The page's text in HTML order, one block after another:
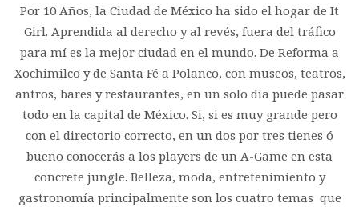
Por 10 Años, la Ciudad de México ha sido el hogar de It
Girl. Aprendida al derecho y al revés, fuera del tráfico
para mí es la mejor ciudad en el mundo. De Reforma a
Xochimilco y de Santa Fé a Polanco, con museos, teatros,
antros, bares y restaurantes, en un solo día puede pasar
todo en la capital de México. Si, si es muy grande pero
con el directorio correcto, en un dos por tres tienes ó
bueno conocerás a los players de un A-Game en esta
concrete jungle. Belleza, moda, entretenimiento y
gastronomía principalmente son los cuatro temas que